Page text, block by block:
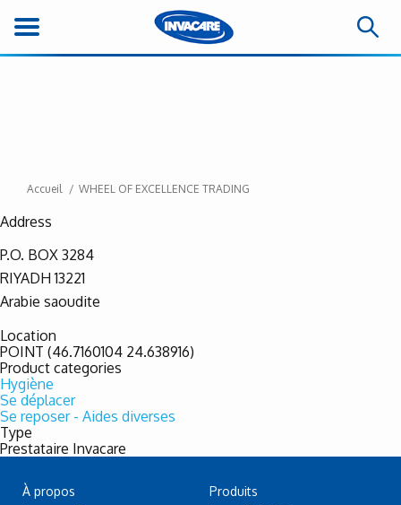
Accueil WHEEL OF EXCELLENCE TRADING
Address
P.O. BOX 3284
RIYADH 13221
Arabie saoudite
Location
POINT (46.7160104 24.638916)
Product categories
Hygiène
Se déplacer
Se reposer - Aides diverses
Type
Prestataire Invacare
À propos
Produits